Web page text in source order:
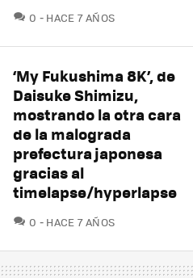
0 COMENTARIOS
HACE 7 AÑOS
‘My Fukushima 8K’, de
Daisuke Shimizu,
mostrando la otra cara
de la malograda
prefectura japonesa
gracias al
timelapse/hyperlapse
0 COMENTARIOS
HACE 7 AÑOS